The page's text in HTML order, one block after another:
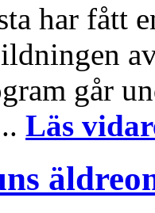
har fått
går
Läs